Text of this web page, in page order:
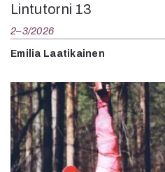
Lintutorni 13
2–3/2026
Emilia Laatikainen